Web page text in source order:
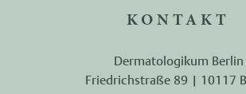
KONTAKT
Dermatologikum Berlin
Friedrichstraße 89 | 10117